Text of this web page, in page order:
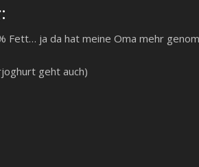
Fett… ja da hat meine Oma mehr
geht auch)